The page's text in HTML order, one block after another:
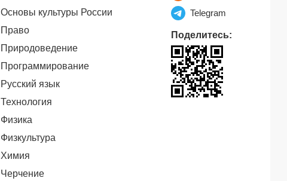
Основы культуры России
Право
Природоведение
Программирование
Русский язык
Технология
Физика
Физкультура
Химия
Черчение
Telegram
Поделитесь: